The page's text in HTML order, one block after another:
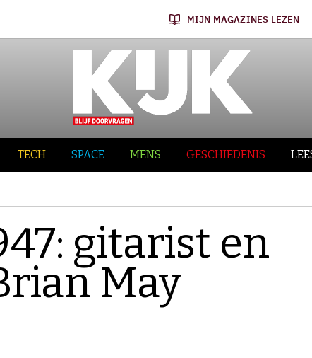
MIJN MAGAZINES LEZEN
TECH SPACE MENS GESCHIEDENIS
gitarist en
May